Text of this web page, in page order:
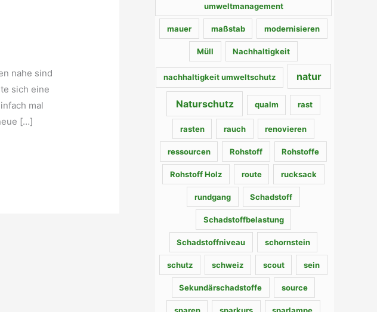
nahe sind
sich eine
mal
[…]
umweltmanagement
mauer maßstab modernisieren
Müll Nachhaltigkeit
nachhaltigkeit umweltschutz natur
Naturschutz qualm rast
rasten rauch renovieren
ressourcen Rohstoff Rohstoffe
Rohstoff Holz route rucksack
rundgang Schadstoff
Schadstoffbelastung
Schadstoffniveau schornstein
schutz schweiz scout sein
Sekundärschadstoffe source
sparen sparkurs sparlampe